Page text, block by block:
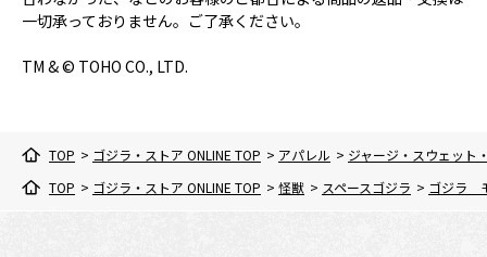
一切承っておりません。ご了承ください。
TM & © TOHO CO., LTD.
TOP > ゴジラ・ストア ONLINE TOP > アパレル > ジャージ・スウェット
TOP > ゴジラ・ストア ONLINE TOP > 怪獣 > スペースゴジラ > ゴジラ